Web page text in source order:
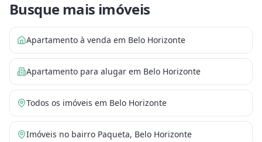
Busque mais imóveis
Apartamento à venda em Belo Horizonte
Apartamento para alugar em Belo Horizonte
Todos os imóveis em Belo Horizonte
Imóveis no bairro Paqueta, Belo Horizonte